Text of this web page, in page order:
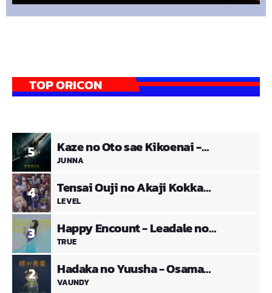
TOP ORICON
2
Hadaka no Yuusha - Osama
Ranking
VAUNDY
3
Happy Encount - Leadale no
Daichi nite
TRUE
4
Tensai Ouji no Akaji Kokka
Saisei Jutsu
LEVEL
5
Kaze no Oto sae Kikoenai -
Sabikui Bisco
JUNNA